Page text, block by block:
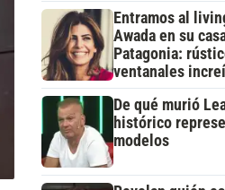
Entramos al
Awada en su
Patagonia:
ventanales
De qué murió
histórico
modelos